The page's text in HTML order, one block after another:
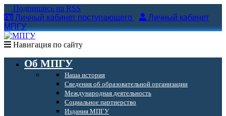
Подпишись на RSS
Личный кабинет поступающего
Личный кабинет
МПГУ
Навигация по сайту
Об МПГУ
Наша история
Сведения об образовательной организации
Международная деятельность
Социальное партнерство
Издания МПГУ